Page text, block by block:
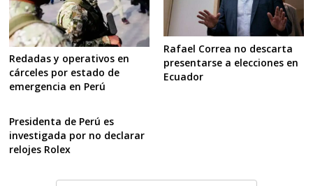
Redadas y operativos en
cárceles por estado de
emergencia en Perú
Rafael Correa no descarta
presentarse a elecciones en
Ecuador
Presidenta de Perú es
investigada por no declarar
relojes Rolex